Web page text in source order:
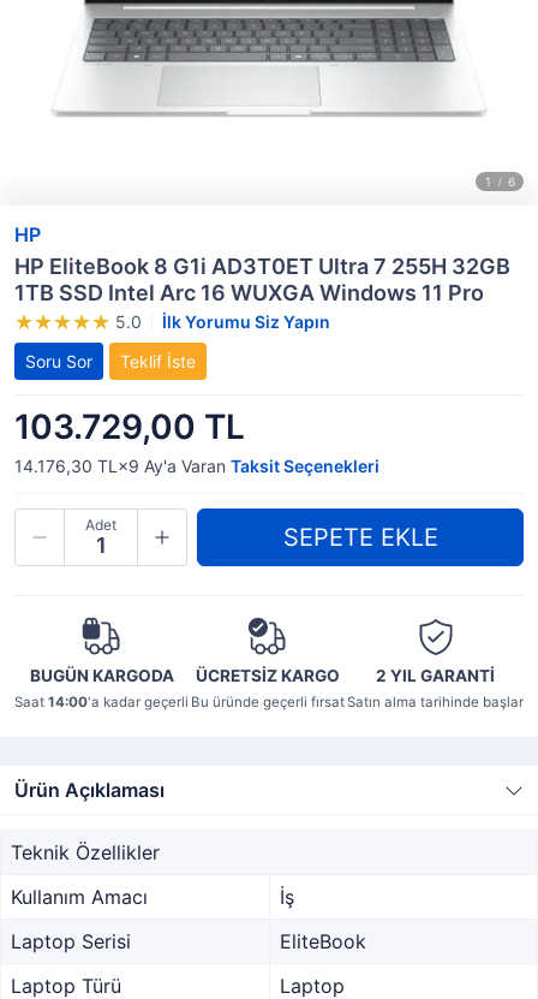
HP
HP EliteBook 8 G1i AD3T0ET Ultra 7 255H 32GB
1TB SSD Intel Arc 16 WUXGA Windows 11 Pro
5.0
İlk Yorumu Siz Yapın
Soru Sor
Teklif İste
103.729,00 TL
14.176,30 TL×9 Ay'a Varan Taksit Seçenekleri
Adet
BUGÜN KARGODA
Saat 14:00'a kadar geçerli
ÜCRETSİZ KARGO
Bu üründe geçerli fırsat
2 YILGARANTİ
Satın alma tarihinde başlar
Ürün Açıklaması
Teknik Özellikler
Kullanım Amacı
İş
Laptop Serisi
EliteBook
Laptop Türü
Laptop